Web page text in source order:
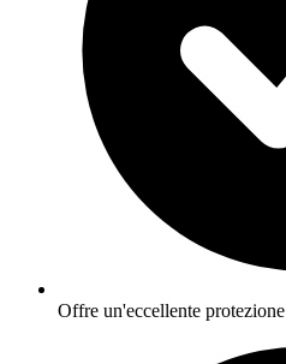
Offre un'eccellente protezione